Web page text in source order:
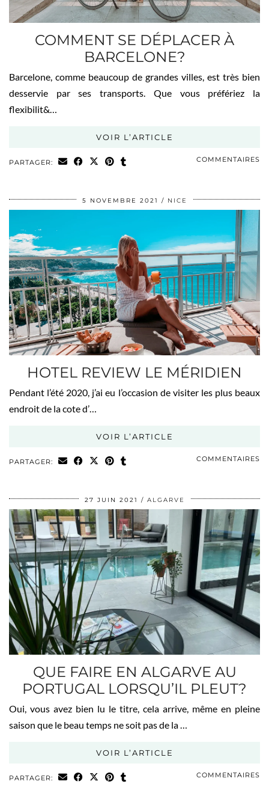
COMMENT SE DÉPLACER À
BARCELONE?
Barcelone, comme beaucoup de grandes villes, est très bien
desservie par ses transports. Que vous préfériez la
flexibilit&…
VOIR L’ARTICLE
PARTAGER: COMMENTAIRES
5 NOVEMBRE 2021 NICE
HOTEL REVIEW LE MÉRIDIEN
Pendant l’été 2020, j’ai eu l’occasion de visiter les plus beaux
endroit de la cote d’…
VOIR L’ARTICLE
PARTAGER: COMMENTAIRES
27 JUIN 2021 ALGARVE
QUE FAIRE EN ALGARVE AU
PORTUGAL LORSQU’IL PLEUT?
Oui, vous avez bien lu le titre, cela arrive, même en pleine
saison que le beau temps ne soit pas de la …
VOIR L’ARTICLE
PARTAGER: COMMENTAIRES